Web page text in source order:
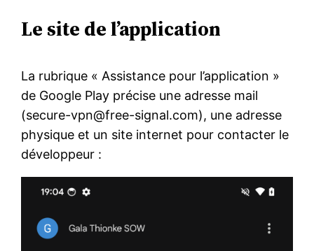
Le site de l’application
La rubrique « Assistance pour l’application »
de Google Play précise une adresse mail
(secure-vpn@free-signal.com), une adresse
physique et un site internet pour contacter le
développeur :